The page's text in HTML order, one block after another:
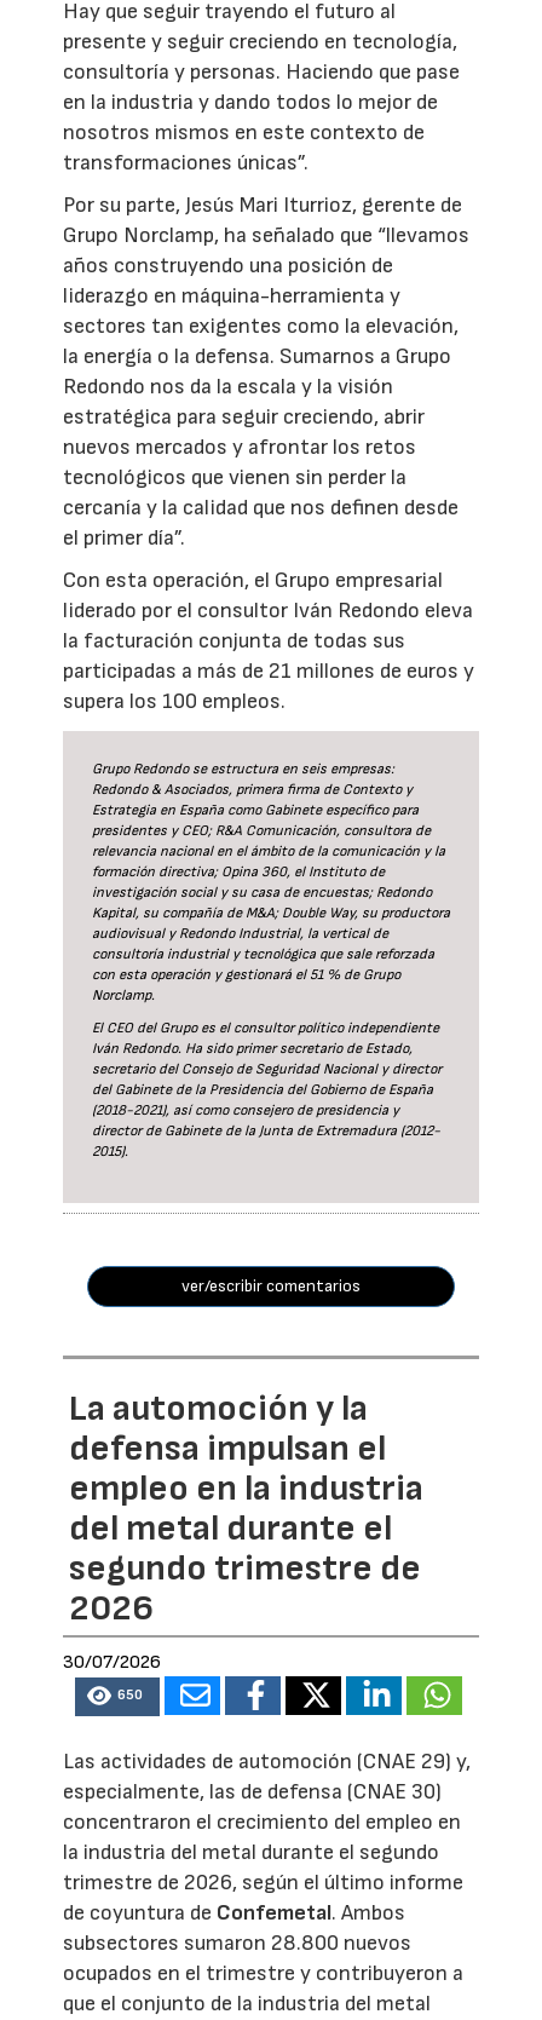
Hay que seguir trayendo el futuro al
presente y seguir creciendo en tecnología,
consultoría y personas. Haciendo que pase
en la industria y dando todos lo mejor de
nosotros mismos en este contexto de
transformaciones únicas”.
Por su parte, Jesús Mari Iturrioz, gerente de
Grupo Norclamp, ha señalado que “llevamos
años construyendo una posición de
liderazgo en máquina-herramienta y
sectores tan exigentes como la elevación,
la energía o la defensa. Sumarnos a Grupo
Redondo nos da la escala y la visión
estratégica para seguir creciendo, abrir
nuevos mercados y afrontar los retos
tecnológicos que vienen sin perder la
cercanía y la calidad que nos definen desde
el primer día”.
Con esta operación, el Grupo empresarial
liderado por el consultor Iván Redondo eleva
la facturación conjunta de todas sus
participadas a más de 21 millones de euros y
supera los 100 empleos.
Grupo Redondo se estructura en seis empresas:
Redondo & Asociados, primera firma de Contexto y
Estrategia en España como Gabinete específico para
presidentes y CEO; R&A Comunicación, consultora de
relevancia nacional en el ámbito de la comunicación y la
formación directiva; Opina 360, el Instituto de
investigación social y su casa de encuestas; Redondo
Kapital, su compañía de M&A; Double Way, su productora
audiovisual y Redondo Industrial, la vertical de
consultoría industrial y tecnológica que sale reforzada
con esta operación y gestionará el 51 % de Grupo
Norclamp.
El CEO del Grupo es el consultor político independiente
Iván Redondo. Ha sido primer secretario de Estado,
secretario del Consejo de Seguridad Nacional y director
del Gabinete de la Presidencia del Gobierno de España
(2018-2021), así como consejero de presidencia y
director de Gabinete de la Junta de Extremadura (2012-
2015).
ver/escribir comentarios
La automoción y la
defensa impulsan el
empleo en la industria
del metal durante el
segundo trimestre de
2026
30/07/2026
650
Las actividades de automoción (CNAE 29) y,
especialmente, las de defensa (CNAE 30)
concentraron el crecimiento del empleo en
la industria del metal durante el segundo
trimestre de 2026, según el último informe
de coyuntura de Confemetal. Ambos
subsectores sumaron 28.800 nuevos
ocupados en el trimestre y contribuyeron a
que el conjunto de la industria del metal